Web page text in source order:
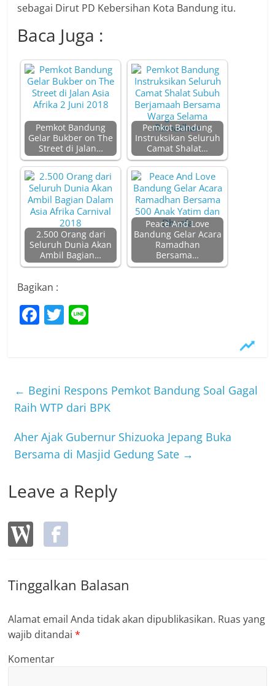
sebagai Dirut PD Kebersihan Kota Bandung itu.
Baca Juga :
Pemkot Bandung
Gelar Bukber on The
Street di Jalan…
Pemkot Bandung
Instruksikan Seluruh
Camat Shalat…
2.500 Orang dari
Seluruh Dunia Akan
Ambil Bagian…
Peace And Love
Bandung Gelar Acara
Ramadhan
Bersama…
Bagikan :
F
b
o
o
k
T
← Begini Respons Pemkot Bandung Soal Gagal
Raih WTP dari BPK
Aher Ajak Gubernur Shizuoka Jepang Buka
Bersama di Masjid Gedung Sate →
Leave a Reply
Tinggalkan Balasan
Alamat email Anda tidak akan dipublikasikan. Ruas yang
wajib ditandai*
Komentar